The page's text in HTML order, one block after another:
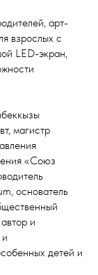
арт-
взрослых с
LED-экран,
магистр
«Союз
основатель
и
детей и